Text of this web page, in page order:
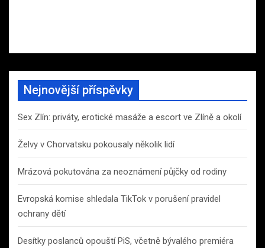
Nejnovější příspěvky
Sex Zlín: priváty, erotické masáže a escort ve Zlíně a okolí
Želvy v Chorvatsku pokousaly několik lidí
Mrázová pokutována za neoznámení půjčky od rodiny
Evropská komise shledala TikTok v porušení pravidel
ochrany dětí
Desítky poslanců opouští PiS, včetně bývalého premiéra